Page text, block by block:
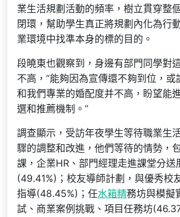
業生活規劃活動的頻率，樹立貫穿整
閉環，幫助學生真正將規劃內化為行
業環境中找準本身的標的目的。
段曉東也觀察到，身邊有部門同學對
不高，“能夠因為宣傳還不夠到位，或
和我們專業的婚配度并不高，盼望能
選和推薦機制。”
調查顯示，受訪年夜學生等待職業生
驟的調整和改進，他們等待的情勢，
課，企業HR、部門經理走進課堂分送
(49.41%)；校友導師計劃，與優秀校
指導(48.45%)；任水箱精務坊與模擬
試、商業案例挑戰、項目任務坊